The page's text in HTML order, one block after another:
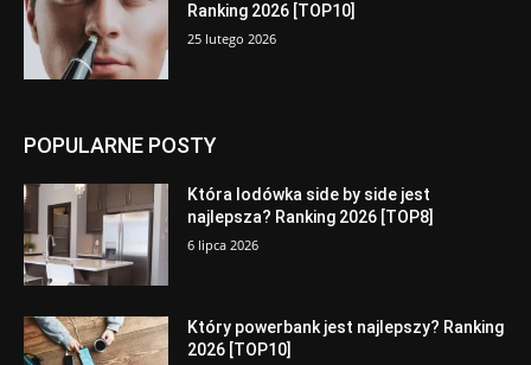
Ranking 2026 [TOP10]
25 lutego 2026
POPULARNE POSTY
Która lodówka side by side jest
najlepsza? Ranking 2026 [TOP8]
6 lipca 2026
Który powerbank jest najlepszy? Ranking
2026 [TOP10]